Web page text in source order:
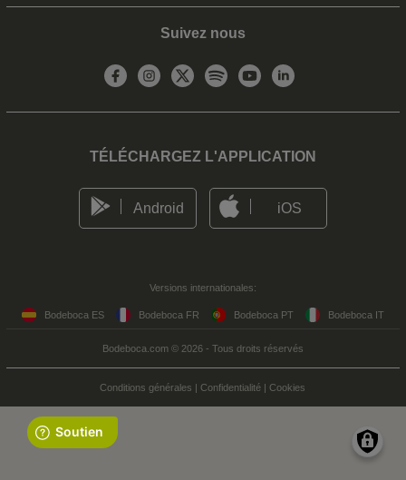
Suivez nous
TÉLÉCHARGEZ L'APPLICATION
Android iOS
Versions internationales:
Bodeboca ES Bodeboca FR Bodeboca PT Bodeboca IT
Bodeboca.com © 2026 - Tous droits réservés
Conditions générales | Confidentialité | Cookies